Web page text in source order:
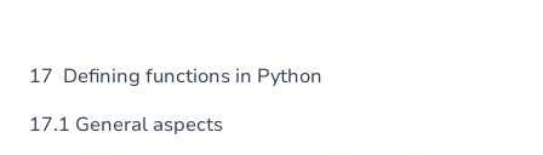
17 Defining functions in Python
17.1 General aspects